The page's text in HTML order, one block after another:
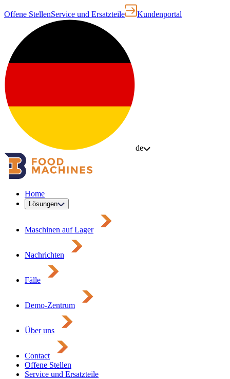
Offene StellenService und Ersatzteile Kundenportal
de
Home
Lösungen
Maschinen auf Lager
Nachrichten
Fälle
Demo-Zentrum
Über uns
Contact
Offene Stellen
Service und Ersatzteile